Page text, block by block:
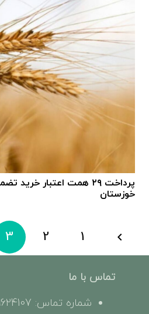
پرداخت ۲۹ همت اعتبار
خوزستان
1
2
3
تماس با ما
شماره تماس: 09129624107